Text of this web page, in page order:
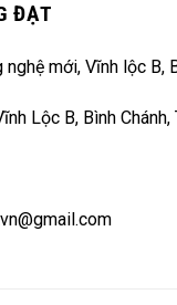
ĐẠT
mới, Vĩnh lộc B,
Lộc B, Bình Chánh,